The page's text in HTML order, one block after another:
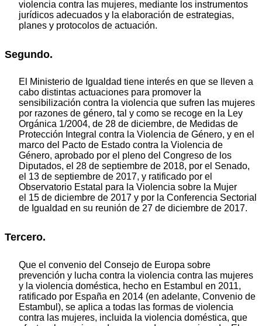
violencia contra las mujeres, mediante los instrumentos
jurídicos adecuados y la elaboración de estrategias,
planes y protocolos de actuación.
Segundo.
El Ministerio de Igualdad tiene interés en que se lleven a
cabo distintas actuaciones para promover la
sensibilización contra la violencia que sufren las mujeres
por razones de género, tal y como se recoge en la Ley
Orgánica 1/2004, de 28 de diciembre, de Medidas de
Protección Integral contra la Violencia de Género, y en el
marco del Pacto de Estado contra la Violencia de
Género, aprobado por el pleno del Congreso de los
Diputados, el 28 de septiembre de 2018, por el Senado,
el 13 de septiembre de 2017, y ratificado por el
Observatorio Estatal para la Violencia sobre la Mujer
el 15 de diciembre de 2017 y por la Conferencia Sectorial
de Igualdad en su reunión de 27 de diciembre de 2017.
Tercero.
Que el convenio del Consejo de Europa sobre
prevención y lucha contra la violencia contra las mujeres
y la violencia doméstica, hecho en Estambul en 2011,
ratificado por España en 2014 (en adelante, Convenio de
Estambul), se aplica a todas las formas de violencia
contra las mujeres, incluida la violencia doméstica, que